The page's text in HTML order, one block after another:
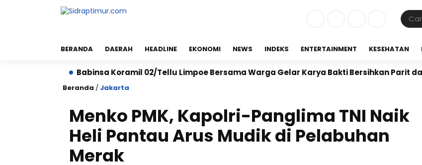
BERANDA DAERAH HEADLINE EKONOMI NEWS INDEKS ENTERTAINMENT KESEHATAN
Babinsa Koramil 02/Tellu Limpoe Bersama Warga Gelar Karya Bakti Bersihkan Parit dan
Beranda / Jakarta
Menko PMK, Kapolri-Panglima TNI Naik
Heli Pantau Arus Mudik di Pelabuhan
Merak